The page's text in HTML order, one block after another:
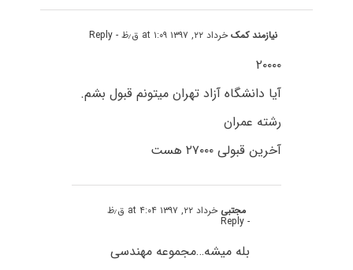
نیازمند کمکخرداد ۲۲, ۱۳۹۷ at ۱:۰۹ ق٫ظ - Reply
۲۰۰۰۰
آیا دانشگاه آزاد تهران میتونم قبول بشم.
رشته عمران
آخرین قبولی ۲۷۰۰۰ هست
مجتبی خرداد ۲۲, ۱۳۹۷ at ۴:۰۴ ق٫ظ
- Reply
بله میشه…مجموعه مهندسی